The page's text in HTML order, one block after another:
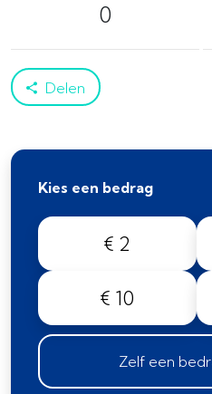
0
Delen
Kies een bedrag
€ 2
€ 10
Zelf een